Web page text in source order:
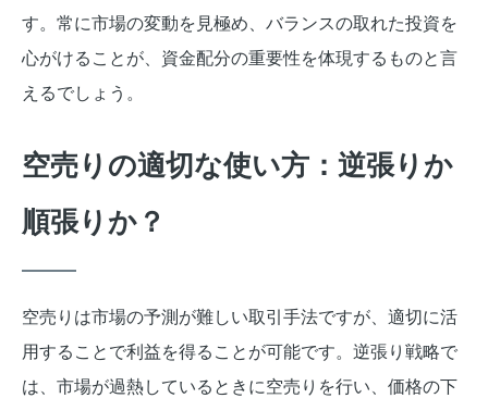
す。常に市場の変動を見極め、バランスの取れた投資を
心がけることが、資金配分の重要性を体現するものと言
えるでしょう。
空売りの適切な使い方：逆張りか
順張りか？
空売りは市場の予測が難しい取引手法ですが、適切に活
用することで利益を得ることが可能です。逆張り戦略で
は、市場が過熱しているときに空売りを行い、価格の下